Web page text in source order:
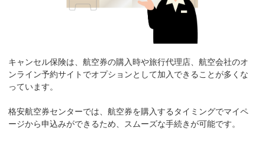
キャンセル保険は、航空券の購入時や旅行代理店、航空会社のオ
ンライン予約サイトでオプションとして加入できることが多くな
っています。
格安航空券センターでは、航空券を購入するタイミングでマイペ
ージから申込みができるため、スムーズな手続きが可能です。